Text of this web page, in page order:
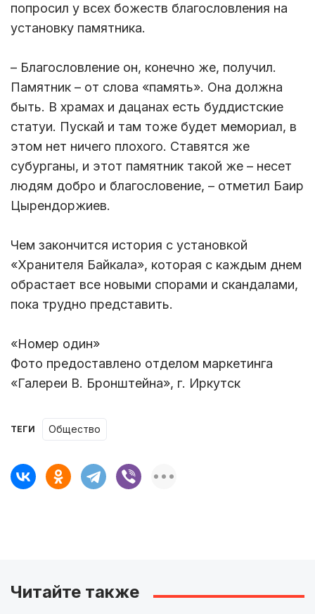
попросил у всех божеств благословления на
установку памятника.
– Благословление он, конечно же, получил.
Памятник – от слова «память». Она должна
быть. В храмах и дацанах есть буддистские
статуи. Пускай и там тоже будет мемориал, в
этом нет ничего плохого. Ставятся же
субурганы, и этот памятник такой же – несет
людям добро и благословение, – отметил Баир
Цырендоржиев.
Чем закончится история с установкой
«Хранителя Байкала», которая с каждым днем
обрастает все новыми спорами и скандалами,
пока трудно представить.
«Номер один»
Фото предоставлено отделом маркетинга
«Галереи В. Бронштейна», г. Иркутск
ТЕГИ Общество
Читайте также